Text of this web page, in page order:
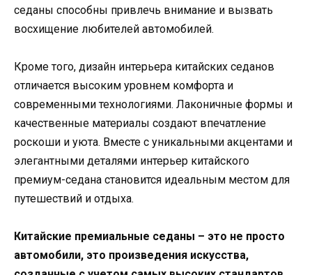
седаны способны привлечь внимание и вызвать
восхищение любителей автомобилей.
Кроме того, дизайн интерьера китайских седанов
отличается высоким уровнем комфорта и
современными технологиями. Лаконичные формы и
качественные материалы создают впечатление
роскоши и уюта. Вместе с уникальными акцентами и
элегантными деталями интерьер китайского
премиум-седана становится идеальным местом для
путешествий и отдыха.
Китайские премиальные седаны – это не просто
автомобили, это произведения искусства,